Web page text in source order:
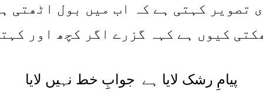
تصویر کہتی ہے کہ اب میں بول اٹھتی
کیوں ہے کہہ گزرے اگر کچھ اور
پیامِ رشک لایا ہے جوابِ خط نہیں لایا